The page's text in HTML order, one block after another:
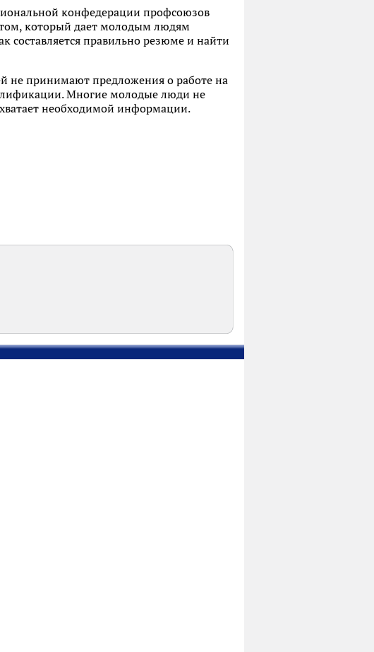
конфедерации профсоюзов
который дает молодым людям
составляется правильно резюме и найти
не принимают предложения о работе на
Многие молодые люди не
необходимой информации.